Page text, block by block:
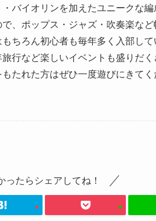
バイオリンを加えたユニークな
、ポップス・ジャズ・吹奏楽など
ちろん初心者も毎年多く入部して
行など楽しいイベントも盛りだ
たれた方はぜひ一度遊びにきてく
ったらシェアしてね！